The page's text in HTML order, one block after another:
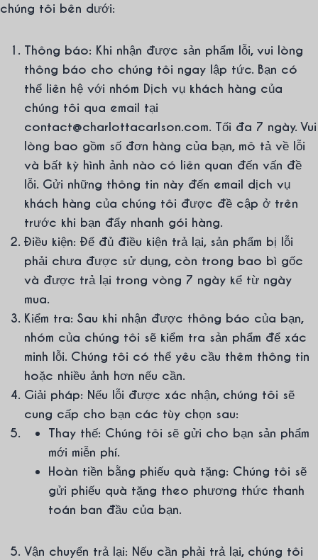
chúng tôi bên dưới:
Thông báo: Khi nhận được sản phẩm lỗi, vui lòng
thông báo cho chúng tôi ngay lập tức. Bạn có
thể liên hệ với nhóm Dịch vụ khách hàng của
chúng tôi qua email tại
contact@charlottacarlson.com. Tối đa 7 ngày. Vui
lòng bao gồm số đơn hàng của bạn, mô tả về lỗi
và bất kỳ hình ảnh nào có liên quan đến vấn đề
lỗi. Gửi những thông tin này đến email dịch vụ
khách hàng của chúng tôi được đề cập ở trên
trước khi bạn đẩy nhanh gói hàng.
Điều kiện: Để đủ điều kiện trả lại, sản phẩm bị lỗi
phải chưa được sử dụng, còn trong bao bì gốc
và được trả lại trong vòng 7 ngày kể từ ngày
mua.
Kiểm tra: Sau khi nhận được thông báo của bạn,
nhóm của chúng tôi sẽ kiểm tra sản phẩm để xác
minh lỗi. Chúng tôi có thể yêu cầu thêm thông tin
hoặc nhiều ảnh hơn nếu cần.
Giải pháp: Nếu lỗi được xác nhận, chúng tôi sẽ
cung cấp cho bạn các tùy chọn sau:
Thay thế: Chúng tôi sẽ gửi cho bạn sản phẩm
mới miễn phí.
Hoàn tiền bằng phiếu quà tặng: Chúng tôi sẽ
gửi phiếu quà tặng theo phương thức thanh
toán ban đầu của bạn.
Vận chuyển trả lại: Nếu cần phải trả lại, chúng tôi